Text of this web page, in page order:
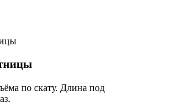
по скату. Длина под